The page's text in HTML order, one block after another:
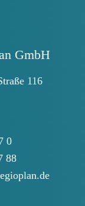
GmbH
116
0
88